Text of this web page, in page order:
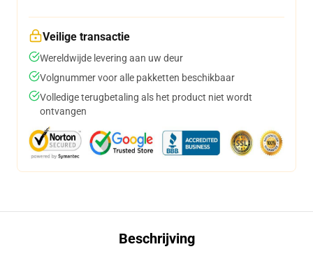
Veilige transactie
Wereldwijde levering aan uw deur
Volgnummer voor alle pakketten beschikbaar
Volledige terugbetaling als het product niet wordt
ontvangen
Beschrijving